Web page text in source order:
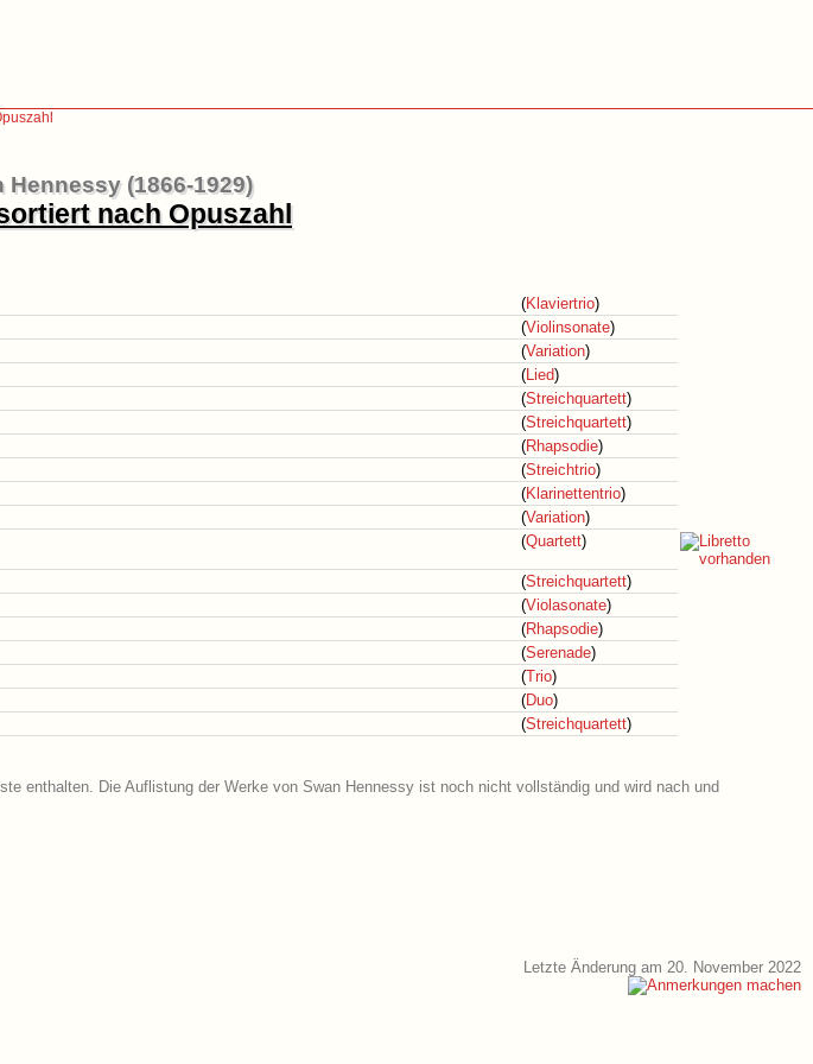
Hennessy (1866-1929)
nach Opuszahl
(Klaviertrio)
(Violinsonate)
(Variation)
(Lied)
(Streichquartett)
(Streichquartett)
(Rhapsodie)
(Streichtrio)
(Klarinettentrio)
(Variation)
(Quartett)
(Streichquartett)
(Violasonate)
(Rhapsodie)
(Serenade)
(Trio)
(Duo)
(Streichquartett)
enthalten. Die Auflistung der Werke von Swan Hennessy ist noch nicht vollständig und wird nach und
Letzte Änderung am 20. November 2022